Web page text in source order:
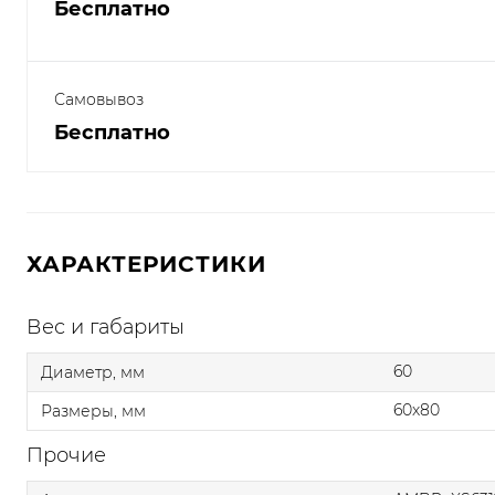
Бесплатно
Самовывоз
Бесплатно
ХАРАКТЕРИСТИКИ
Вес и габариты
Диаметр, мм
60
Размеры, мм
60x80
Прочие